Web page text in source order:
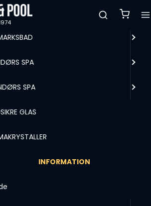
HURTIG LEVERING
filter
SPA
SPA
GLAS
INFORMATION